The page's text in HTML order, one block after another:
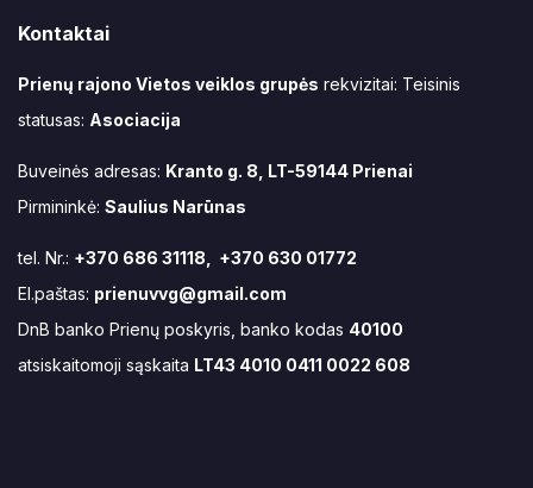
Kontaktai
Prienų rajono Vietos veiklos grupės rekvizitai: Teisinis
statusas: Asociacija
Buveinės adresas: Kranto g. 8, LT-59144 Prienai
Pirmininkė: Saulius Narūnas
tel. Nr.: +370 686 31118, +370 630 01772
El.paštas: prienuvvg@gmail.com
DnB banko Prienų poskyris, banko kodas 40100
atsiskaitomoji sąskaita LT43 4010 0411 0022 608